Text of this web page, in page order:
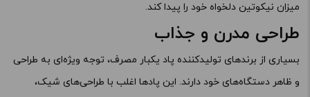
میزان نیکوتین دلخواه خود را پیدا کند.
طراحی مدرن و جذاب
بسیاری از برندهای تولیدکننده پاد یکبار مصرف، توجه ویژه‌ای به طراحی
و ظاهر دستگاه‌های خود دارند. این پادها اغلب با طراحی‌های شیک،